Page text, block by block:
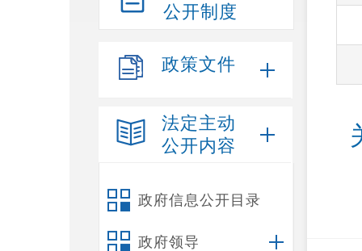
公开制度
政策文件
法定主动
公开内容
政府信息公开目录
政府领导